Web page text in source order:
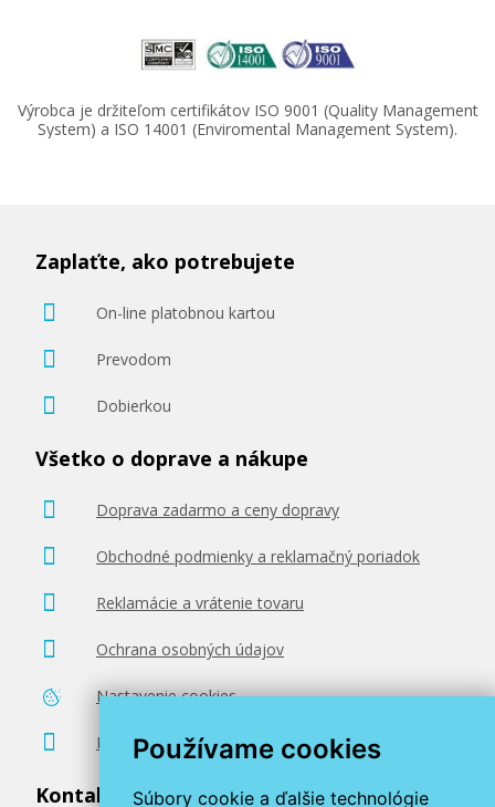
Používame cookies
Súbory cookie a ďalšie technológie
Výrobca je držiteľom certifikátov ISO 9001 (Quality Management
System) a ISO 14001 (Enviromental Management System).
Zaplaťte, ako potrebujete
On-line platobnou kartou
Prevodom
Dobierkou
Všetko o doprave a nákupe
Doprava zadarmo a ceny dopravy
Obchodné podmienky a reklamačný poriadok
Reklamácie a vrátenie tovaru
Ochrana osobných údajov
Nastavenie cookies
Poradenstvo zadarmo
Kontaktujte nás